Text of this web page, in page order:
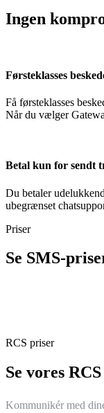
Ingen
Førsteklasses
Få førsteklasses
Når du vælger
Betal kun for sendt
Du betaler
ubegrænset
Priser
Se SMS-
RCS priser
Se vores
Kommunikér med